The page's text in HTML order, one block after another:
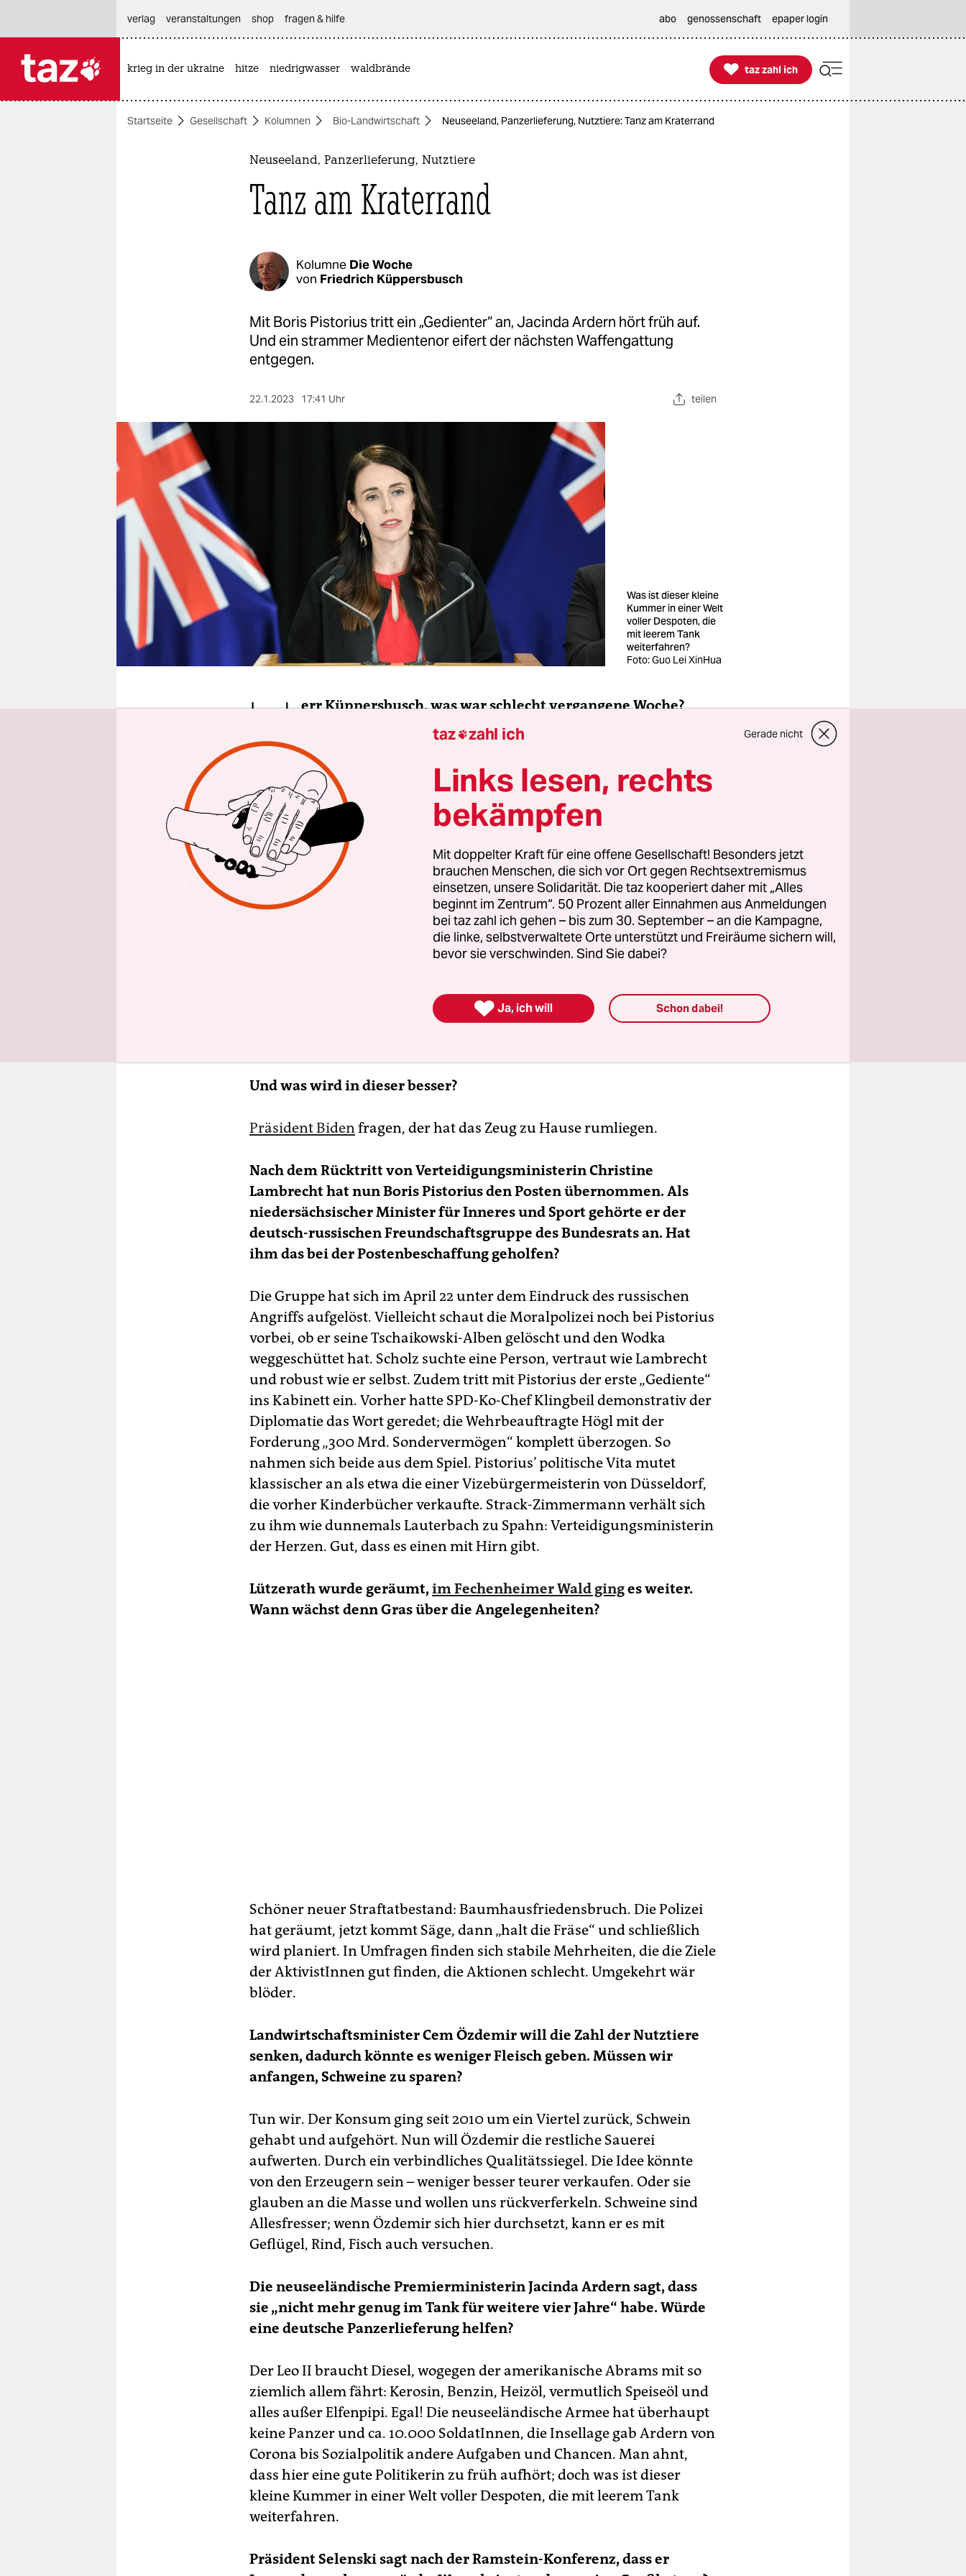
themen
verlag
verlag
veranstaltungen
shop
fragen & hilfe
unterstützen
genossenschaft
epaper login
verlag
veranstaltungen shop fragen & hilfe abo genossenschaft epaper login
krieg in der ukraine hitze niedrigwasser waldbrände 
taz zahl ich
taz zahl ich
Startseite Gesellschaft Kolumnen Bio-Landwirtschaft Neuseeland, Panzerlieferung, Nutztiere: Tanz am Kraterrand
Neuseeland, Panzerlieferung, Nutztiere
Tanz am Kraterrand
Kolumne Die Woche
von Friedrich Küppersbusch
Mit Boris Pistorius tritt ein „Gedienter“ an, Jacinda Ardern hört früh auf.
Und ein strammer Medientenor eifert der nächsten Waffengattung
entgegen.
22.1.2023 17:41 Uhr teilen
Was ist dieser kleine
Kummer in einer Welt
voller Despoten, die
mit leerem Tank
weiterfahren?
Foto: Guo Lei XinHua
H err Küppersbusch, was war schlecht vergangene Woche?
Friedrich Küppersbusch: Keine Ahnung, da fehlen mir Unterlagen.
Und was wird in dieser besser?
Präsident Bidenfragen, der hat das Zeug zu Hause rumliegen.
Nach dem Rücktritt von Verteidigungsministerin Christine
Lambrecht hat nun Boris Pistorius den Posten übernommen. Als
niedersächsischer Minister für Inneres und Sport gehörte er der
deutsch-russischen Freundschaftsgruppe des Bundesrats an. Hat
ihm das bei der Postenbeschaffung geholfen?
Die Gruppe hat sich im April 22 unter dem Eindruck des russischen
Angriffs aufgelöst. Vielleicht schaut die Moralpolizei noch bei Pistorius
vorbei, ob er seine Tschaikowski-Alben gelöscht und den Wodka
weggeschüttet hat. Scholz suchte eine Person, vertraut wie Lambrecht
und robust wie er selbst. Zudem tritt mit Pistorius der erste „Gediente“
ins Kabinett ein. Vorher hatte SPD-Ko-Chef Klingbeil demonstrativ der
Diplomatie das Wort geredet; die Wehrbeauftragte Högl mit der
Forderung „300 Mrd. Sondervermögen“ komplett überzogen. So
nahmen sich beide aus dem Spiel. Pistorius’ politische Vita mutet
klassischer an als etwa die einer Vizebürgermeisterin von Düsseldorf,
die vorher Kinderbücher verkaufte. Strack-Zimmermann verhält sich
zu ihm wie dunnemals Lauterbach zu Spahn: Verteidigungsministerin
der Herzen. Gut, dass es einen mit Hirn gibt.
Lützerath wurde geräumt, im Fechenheimer Wald ginges weiter.
Wann wächst denn Gras über die Angelegenheiten?
Schöner neuer Straftatbestand: Baumhausfriedensbruch. Die Polizei
hat geräumt, jetzt kommt Säge, dann „halt die Fräse“ und schließlich
wird planiert. In Umfragen finden sich stabile Mehrheiten, die die Ziele
der AktivistInnen gut finden, die Aktionen schlecht. Umgekehrt wär
blöder.
Landwirtschaftsminister Cem Özdemir will die Zahl der Nutztiere
senken, dadurch könnte es weniger Fleisch geben. Müssen wir
anfangen, Schweine zu sparen?
Tun wir. Der Konsum ging seit 2010 um ein Viertel zurück, Schwein
gehabt und aufgehört. Nun will Özdemir die restliche Sauerei
aufwerten. Durch ein verbindliches Qualitätssiegel. Die Idee könnte
von den Erzeugern sein – weniger besser teurer verkaufen. Oder sie
glauben an die Masse und wollen uns rückverferkeln. Schweine sind
Allesfresser; wenn Özdemir sich hier durchsetzt, kann er es mit
Geflügel, Rind, Fisch auch versuchen.
Die neuseeländische Premierministerin Jacinda Ardern sagt, dass
sie „nicht mehr genug im Tank für weitere vier Jahre“ habe. Würde
eine deutsche Panzerlieferung helfen?
Der Leo II braucht Diesel, wogegen der amerikanische Abrams mit so
ziemlich allem fährt: Kerosin, Benzin, Heizöl, vermutlich Speiseöl und
alles außer Elfenpipi. Egal! Die neuseeländische Armee hat überhaupt
keine Panzer und ca. 10.000 SoldatInnen, die Insellage gab Ardern von
Corona bis Sozialpolitik andere Aufgaben und Chancen. Man ahnt,
dass hier eine gute Politikerin zu früh aufhört; doch was ist dieser
kleine Kummer in einer Welt voller Despoten, die mit leerem Tank
weiterfahren.
Präsident Selenski sagt nach der Ramstein-Konferenz, dass er
taz zahl ich Gerade nicht
Links lesen, rechts
bekämpfen
Mit doppelter Kraft für eine offene Gesellschaft! Besonders jetzt
brauchen Menschen, die sich vor Ort gegen Rechtsextremismus
einsetzen, unsere Solidarität. Die taz kooperiert daher mit „Alles
beginnt im Zentrum“. 50 Prozent aller Einnahmen aus Anmeldungen
bei taz zahl ich gehen – bis zum 30. September – an die Kampagne,
die linke, selbstverwaltete Orte unterstützt und Freiräume sichern will,
bevor sie verschwinden. Sind Sie dabei?
 Ja, ich will Schon dabei!